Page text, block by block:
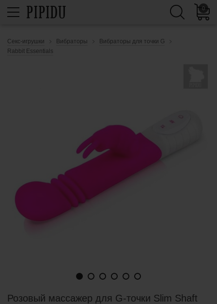
0
Секс-игрушки Вибраторы
Вибраторы для точки G
Rabbit Essentials
Розовый массажер для G-точки Slim Shaft